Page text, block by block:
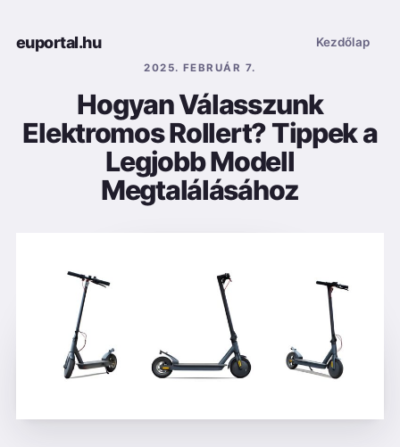
euportal.hu Kezdőlap
2025. FEBRUÁR 7.
Hogyan Válasszunk
Elektromos Rollert? Tippek a
Legjobb Modell
Megtalálásához